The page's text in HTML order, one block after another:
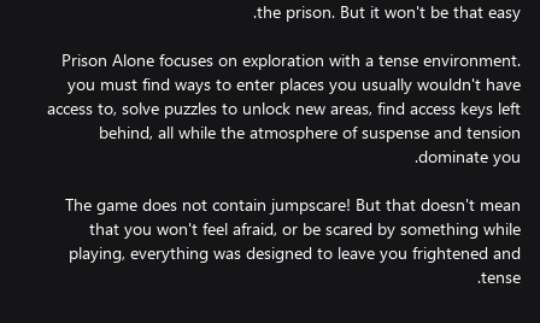
Prison Alone focuses on exploration with a tense environment.
you must find ways to enter places you usually wouldn't have
access to, solve puzzles to unlock new areas, find access keys left
behind, all while the atmosphere of suspense and tension
The game does not contain jumpscare! But that doesn't mean
that you won't feel afraid, or be scared by something while
playing, everything was designed to leave you frightened and
tense.